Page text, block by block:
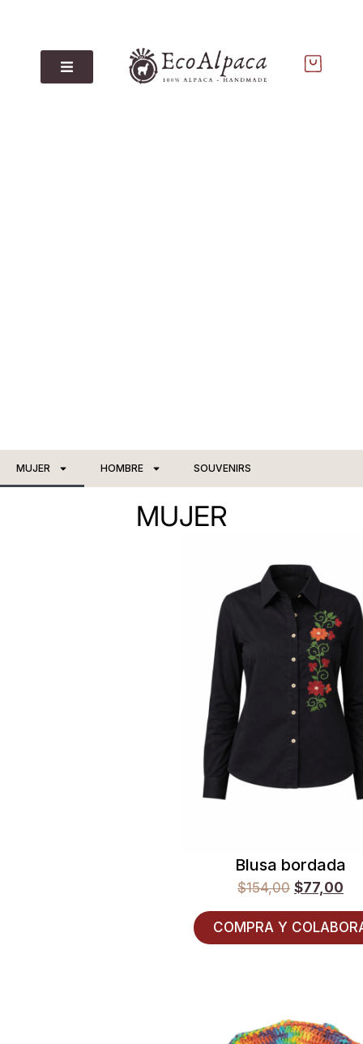
MUJER HOMBRE SOUVENIRS
MUJER
Blusa bordada
$154,00 $77,00
COMPRA Y